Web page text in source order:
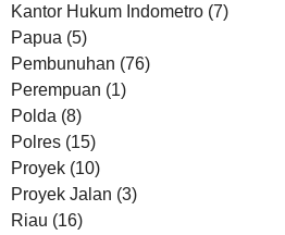
Kantor Hukum Indometro (7)
Papua (5)
Pembunuhan (76)
Perempuan (1)
Polda (8)
Polres (15)
Proyek (10)
Proyek Jalan (3)
Riau (16)